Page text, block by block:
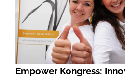
Empower Kongress: